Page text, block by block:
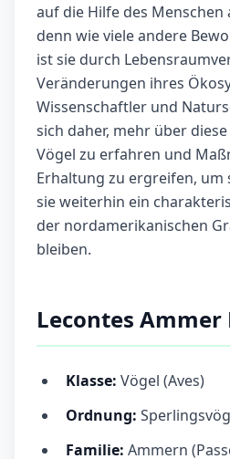
auf die Hilfe des Menschen
denn wie viele andere
ist sie durch
Veränderungen ihres
Wissenschaftler und
sich daher, mehr über
Vögel zu erfahren und
Erhaltung zu ergreifen, um
sie weiterhin ein
der nordamerikanischen
bleiben.
Lecontes Ammer
Klasse: Vögel (Aves)
Ordnung:
Familie: Ammern